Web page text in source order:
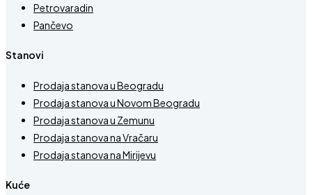
Petrovaradin
Pančevo
Stanovi
Prodaja stanova u Beogradu
Prodaja stanova u Novom Beogradu
Prodaja stanova u Zemunu
Prodaja stanova na Vračaru
Prodaja stanova na Mirijevu
Kuće